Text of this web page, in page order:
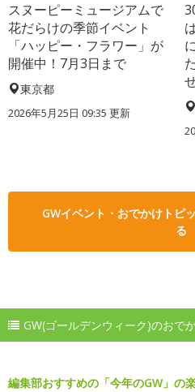
スヌーピーミュージアムで
花だらけの季節イベント
「ハッピー・フラワー」が
開催中！7月3日まで
東京都
2026年5月25日 09:35 更新
GWイベント・おでかけトピ
る
GW(ゴールデンウィーク)のおで
編集部おすすめの「今年のGW」の